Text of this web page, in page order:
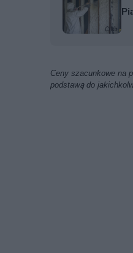
Ceny szacunkowe na
podstawą do